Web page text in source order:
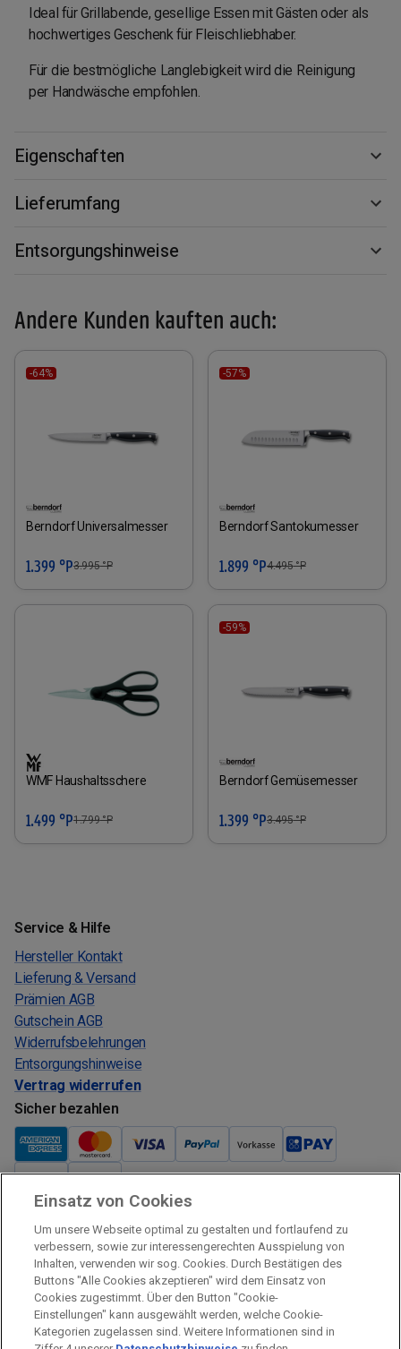
Ideal für Grillabende, gesellige Essen mit Gästen oder als
hochwertiges Geschenk für Fleischliebhaber.
Für die bestmögliche Langlebigkeit wird die Reinigung
per Handwäsche empfohlen.
Eigenschaften
Lieferumfang
Entsorgungshinweise
Andere Kunden kauften auch:
-64%
Berndorf Universalmesser
1.399 °P3.995°P
-57%
Berndorf Santokumesser
1.899 °P4.495°P
WMF Haushaltsschere
1.499 °P1.799°P
-59%
Berndorf Gemüsemesser
1.399 °P3.495°P
Service & Hilfe
Hersteller Kontakt
Lieferung & Versand
Prämien AGB
Gutschein AGB
Widerrufsbelehrungen
Entsorgungshinweise
Vertrag widerrufen
Sicher bezahlen
Verkauf und Versand
Kostenloser Versand:
Verkauf und Versand durch:
Verkauf Gutscheine durch:
Sicher einkaufen
Einsatz von Cookies
Um unsere Webseite optimal zu gestalten und fortlaufend zu
verbessern, sowie zur interessengerechten Ausspielung von
Inhalten, verwenden wir sog. Cookies. Durch Bestätigen des
Buttons "Alle Cookies akzeptieren" wird dem Einsatz von
Cookies zugestimmt. Über den Button "Cookie-
Einstellungen" kann ausgewählt werden, welche Cookie-
Kategorien zugelassen sind. Weitere Informationen sind in